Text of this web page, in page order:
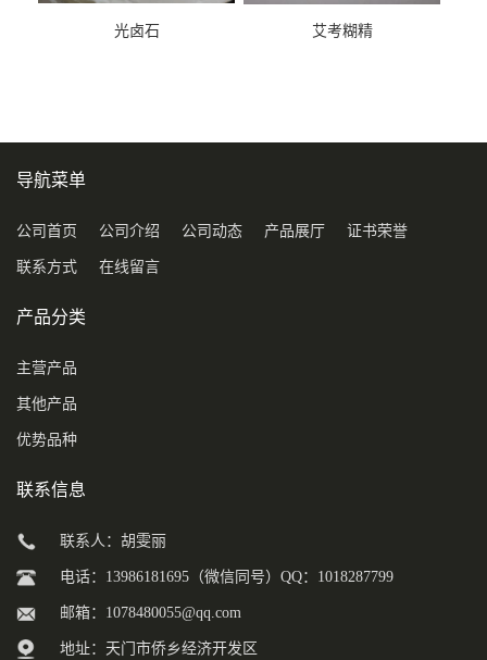
光卤石 艾考糊精
导航菜单
公司首页 公司介绍 公司动态 产品展厅 证书荣誉
联系方式 在线留言
产品分类
主营产品
其他产品
优势品种
联系信息
联系人：胡雯丽
电话：13986181695（微信同号）QQ：1018287799
邮箱： 1078480055@qq.com
地址：天门市侨乡经济开发区